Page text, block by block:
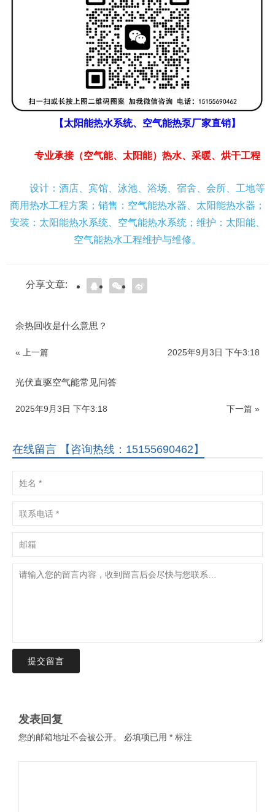
【太阳能热水系统、空气能热泵厂家直销】
专业承接（空气能、太阳能）热水、采暖、烘干工程
设计：酒店、宾馆、泳池、浴场、宿舍、会所、工地等
商用热水工程方案；销售：空气能热水器、太阳能热水器；
安装：太阳能热水系统、空气能热水系统；维护：太阳能、
空气能热水工程维护与维修。
分享文章:
余热回收是什么意思？
« 上一篇 2025年9月3日 下午3:18
光伏直驱空气能常见问答
下一篇 »
2025年9月3日 下午3:18
在线留言 【咨询热线：15155690462】
提交留言
发表回复
您的邮箱地址不会被公开。 必填项已用 * 标注